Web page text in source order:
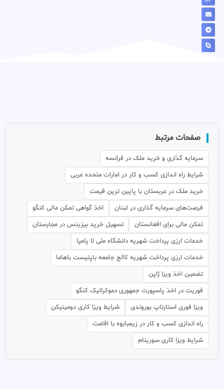
صفحات مرتبط
سرمایه گذاری و خرید ملک در فرانسه
شرایط راه اندازی کسب و کار در امارات متحده عربی
خرید ملک در عربستان با پایین ترین قیمت
فرصت‌های سرمایه گذاری در لبنان
اخذ گواهی تمکن مالی کنگو
تمکن مالی برای افغانستان
تسهیل خرید بیزینس در مجارستان
خدمات ارزی پرداخت شهریه دانشگاه ملی لا پامپا
خدمات ارزی پرداخت شهریه کالج جامعه باپتیست باهاما
تضمین اخذ ویزا ژاپن
فوریت در اخذ پاسپورت جمهوری دموکراتیک کنگو
ویزا فوری استارتاپ بوروندی
شرایط ویزا کاری دومینیکن
راه اندازی کسب و کار در زیمبابوه با اقامت
شرایط ویزا کاری سورینام